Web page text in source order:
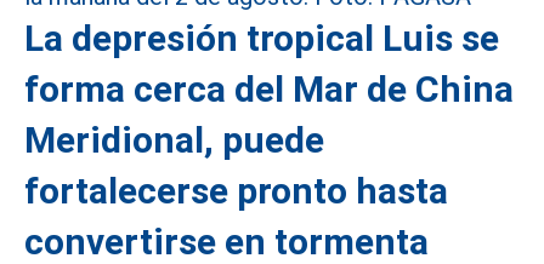
La depresión tropical Luis se
forma cerca del Mar de China
Meridional, puede
fortalecerse pronto hasta
convertirse en tormenta